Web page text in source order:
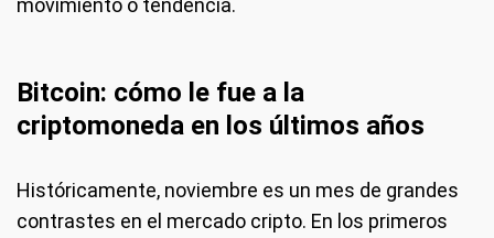
movimiento o tendencia.
Bitcoin: cómo le fue a la
criptomoneda en los últimos años
Históricamente, noviembre es un mes de grandes
contrastes en el mercado cripto. En los primeros